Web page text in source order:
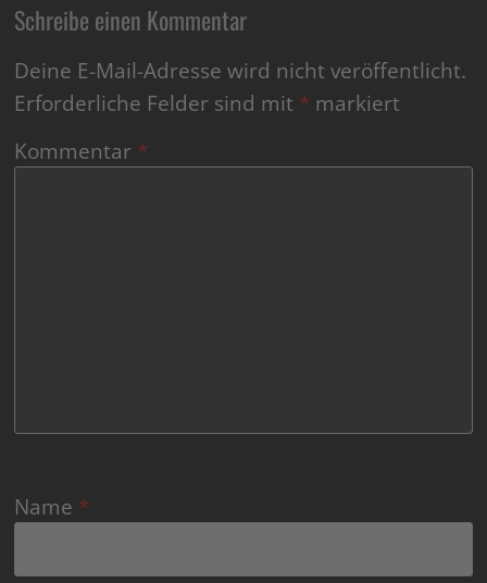
Schreibe einen Kommentar
Deine E-Mail-Adresse wird nicht veröffentlicht.
Erforderliche Felder sind mit * markiert
Kommentar *
Name *